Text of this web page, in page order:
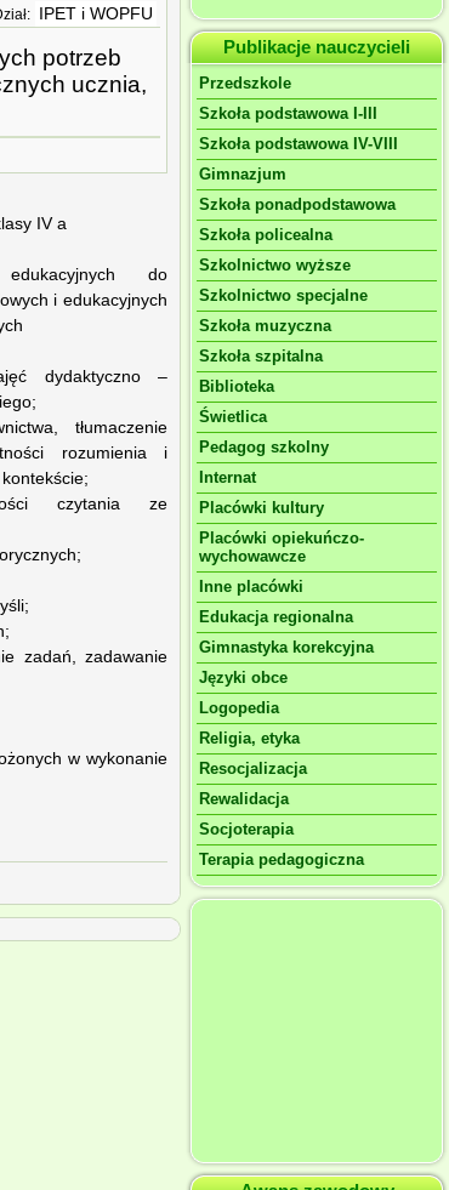
IPET i WOPFU
potrzeb
ucznia,
IV a
do
i edukacyjnych
dydaktyczno –
tłumaczenie
rozumienia i
czytania ze
zadań, zadawanie
w wykonanie
Publikacje nauczycieli
Przedszkole
Szkoła podstawowa I-III
Szkoła podstawowa IV-VIII
Gimnazjum
Szkoła ponadpodstawowa
Szkoła policealna
Szkolnictwo wyższe
Szkolnictwo specjalne
Szkoła muzyczna
Szkoła szpitalna
Biblioteka
Świetlica
Pedagog szkolny
Internat
Placówki kultury
Placówki opiekuńczo-
wychowawcze
Inne placówki
Edukacja regionalna
Gimnastyka korekcyjna
Języki obce
Logopedia
Religia, etyka
Resocjalizacja
Rewalidacja
Socjoterapia
Terapia pedagogiczna